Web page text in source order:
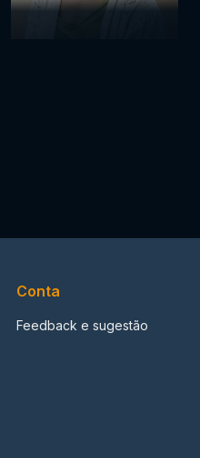
Conta
Feedback e sugestão